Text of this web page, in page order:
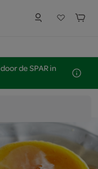
de SPAR in